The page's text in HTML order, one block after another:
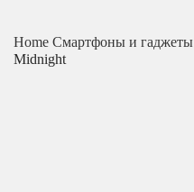
Home Смартфоны и гаджеты
Midnight